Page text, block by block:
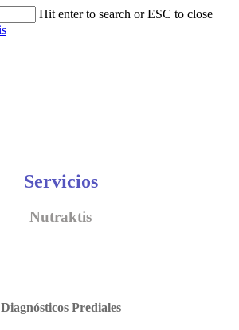
Hit enter to search or ESC to close
Servicios
Nutraktis
Diagnósticos Prediales